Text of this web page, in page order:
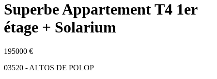
Superbe Appartement T4 1er
étage + Solarium
195000 €
03520 - ALTOS DE POLOP